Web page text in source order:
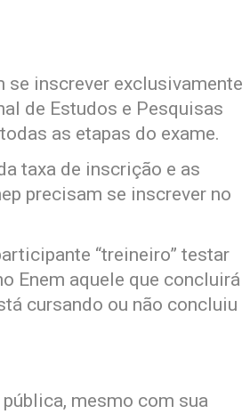
se inscrever exclusivamente
de Estudos e Pesquisas
as etapas do exame.
taxa de inscrição e as
precisam se inscrever no
“treineiro” testar
Enem aquele que concluirá
cursando ou não concluiu
mesmo com sua